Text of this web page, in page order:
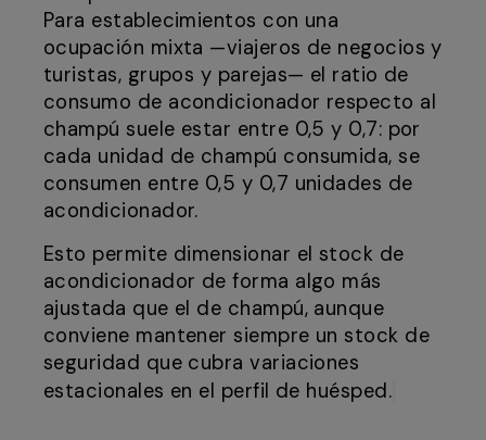
Para establecimientos con una
ocupación mixta —viajeros de negocios y
turistas, grupos y parejas— el ratio de
consumo de acondicionador respecto al
champú suele estar entre 0,5 y 0,7: por
cada unidad de champú consumida, se
consumen entre 0,5 y 0,7 unidades de
acondicionador.
Esto permite dimensionar el stock de
acondicionador de forma algo más
ajustada que el de champú, aunque
conviene mantener siempre un stock de
seguridad que cubra variaciones
estacionales en el perfil de huésped.